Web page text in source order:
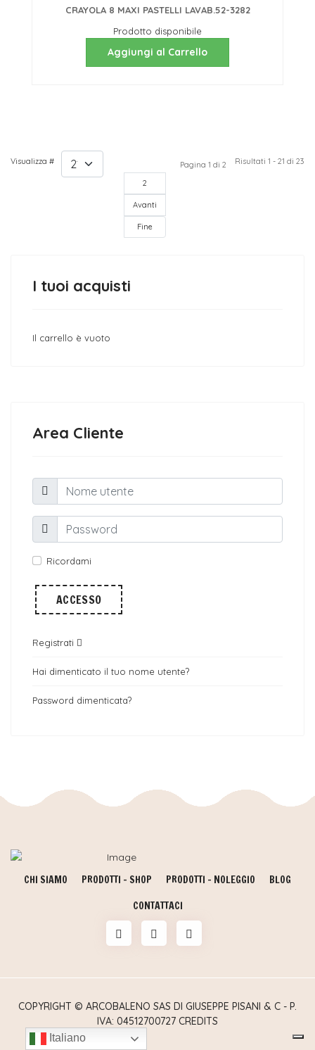
Italiano
CRAYOLA 8 MAXI PASTELLI LAVAB.52-3282
Prodotto disponibile
Aggiungi al Carrello
Visualizza #
2
Avanti
Fine
Pagina 1 di 2 Risultati 1 - 21 di 23
I tuoi acquisti
Il carrello è vuoto
Area Cliente
Ricordami
ACCESSO
Registrati
Hai dimenticato il tuo nome utente?
Password dimenticata?
CHI SIAMO PRODOTTI - SHOP PRODOTTI - NOLEGGIO
BLOG
CONTATTACI
COPYRIGHT © ARCOBALENO SAS DI GIUSEPPE PISANI & C - P.
IVA: 04512700727 CREDITS